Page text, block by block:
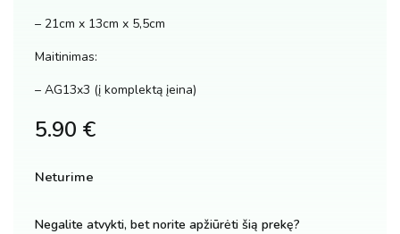
– 21cm x 13cm x 5,5cm
Maitinimas:
– AG13x3 (į komplektą įeina)
5.90 €
Neturime
Negalite atvykti, bet norite apžiūrėti šią prekę?